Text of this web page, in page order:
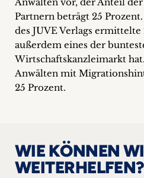
Partnern beträgt 25
des JUVE Verlags ermittelte
außerdem eines der
Wirtschaftskanzleimarkt
Anwälten mit
25 Prozent.
WIE KÖNNEN
WEITERHELFEN?